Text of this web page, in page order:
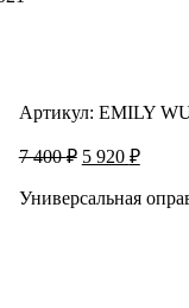
Артикул: EMILY
7 400₽
составляла
5 920 ₽
5
Универсальная